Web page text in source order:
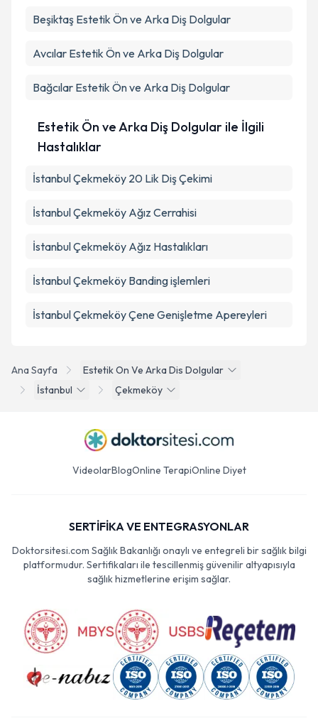
Ana Sayfa
Estetik On Ve Arka Dis Dolgular
İstanbul
Çekmeköy
Beşiktaş Estetik Ön ve Arka Diş Dolgular
Avcılar Estetik Ön ve Arka Diş Dolgular
Bağcılar Estetik Ön ve Arka Diş Dolgular
Estetik Ön ve Arka Diş Dolgular ile İlgili
Hastalıklar
İstanbul Çekmeköy 20 Lik Diş Çekimi
İstanbul Çekmeköy Ağız Cerrahisi
İstanbul Çekmeköy Ağız Hastalıkları
İstanbul Çekmeköy Banding işlemleri
İstanbul Çekmeköy Çene Genişletme Apereyleri
VideolarBlogOnline TerapiOnline Diyet
SERTİFİKA VE ENTEGRASYONLAR
Doktorsitesi.com Sağlık Bakanlığı onaylı ve entegreli bir sağlık bilgi
platformudur. Sertifikaları ile tescillenmiş güvenilir altyapısıyla
sağlık hizmetlerine erişim sağlar.